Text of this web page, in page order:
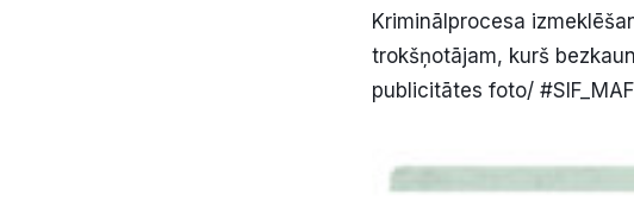
Kriminālprocesa
trokšņotājam, kurš
publicitātes foto/